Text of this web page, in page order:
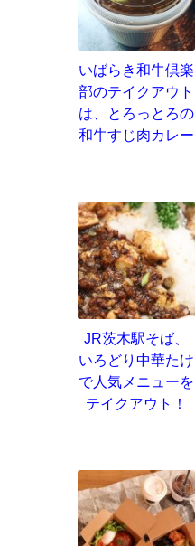
いばらき和牛倶楽
部のテイクアウト
は、とろっとろの
和牛すじ肉カレー
JR茨木駅そば、
いろどり中華たけ
で人気メニューを
テイクアウト！